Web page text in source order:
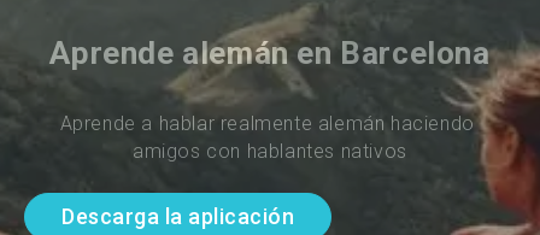
Aprende alemán en Barcelona
Aprende a hablar realmente alemán haciendo
amigos con hablantes nativos
Descarga la aplicación